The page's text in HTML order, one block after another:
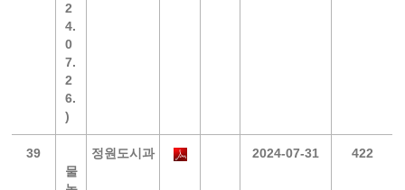
2
4.
0
7.
2
6.
)
39
물
정원도시과 2024-07-31 422